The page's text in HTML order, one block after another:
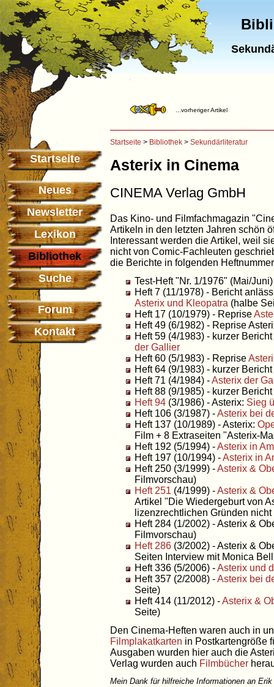
Startseite
Neues
Newsletter
Lexikon
Bibliothek
Suche
Forum
Kontakt
...vorheriger Artikel
Startseite > Bibliothek > Sekundärliteratur
Asterix in Cinema
CINEMA Verlag GmbH
Das Kino- und Filmfachmagazin
Artikeln in den letzten Jahren schön
Interessant werden die Artikel, weil
nicht von Comic-Fachleuten
die Berichte in folgenden
Test-Heft "Nr. 1/1976" (Mai/
Heft 7 (11/1978) - Bericht
Asterix und Kleopatra (halbe
Heft 17 (10/1979) - Reprise
Heft 49 (6/1982) - Reprise
Heft 59 (4/1983) - kurzer
der Gallier
Heft 60 (5/1983) - Reprise
Heft 64 (9/1983) - kurzer
Heft 71 (4/1984) -Asterix der
Heft 88 (9/1985) - kurzer
Heft 94 (3/1986) - Asterix: Sieg
Heft 106 (3/1987) -Asterix bei
Heft 137 (10/1989) - Asterix:
Film + 8 Extraseiten "Asterix-
Heft 192 (5/1994) -Asterix in
Heft 197 (10/1994) -Asterix in
Heft 250 (3/1999) -Asterix &
Filmvorschau)
Heft 251 (4/1999) -Asterix &
Artikel "Die Wiedergeburt von
lizenzrechtlichen Gründen
Heft 284 (1/2002) - Asterix &
Filmvorschau)
Heft 286 (3/2002) - Asterix &
Seiten Interview mit Monica
Heft 336 (5/2006) -Asterix und
Heft 357 (2/2008) -Asterix bei
Seite)
Heft 414 (11/2012) -Asterix &
Seite)
Den Cinema-Heften waren auch in
Filmplakatkarten in Postkartengröße
Ausgaben wurden hier auch die
Verlag wurden auch Filmbücher
Mein Dank für hilfreiche Informationen an